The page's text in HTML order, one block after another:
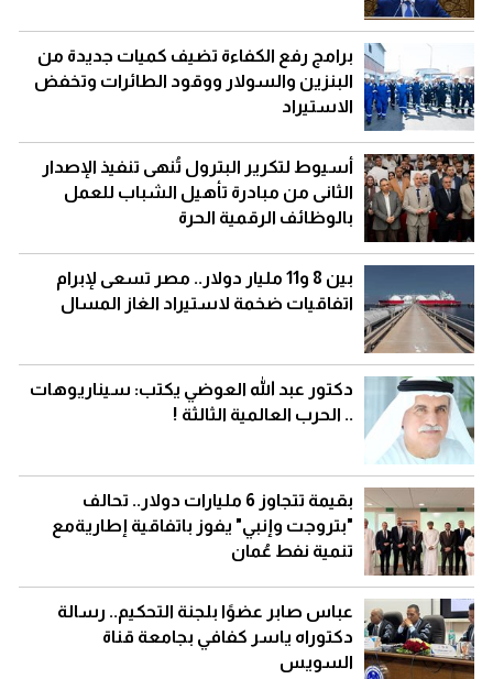
برامج رفع الكفاءة تضيف كميات جديدة من
البنزين والسولار ووقود الطائرات وتخفض
الاستيراد
أسيوط لتكرير البترول تُنهى تنفيذ الإصدار
الثانى من مبادرة تأهيل الشباب للعمل
بالوظائف الرقمية الحرة
بين 8 و11 مليار دولار.. مصر تسعى لإبرام
اتفاقيات ضخمة لاستيراد الغاز المسال
دكتور عبد الله العوضي يكتب: سيناريوهات
.. الحرب العالمية الثالثة !
بقيمة تتجاوز 6 مليارات دولار.. تحالف
"بتروجت وإنبي" يفوز باتفاقية إطاريةمع
تنمية نفط عُمان
عباس صابر عضوًا بلجنة التحكيم.. رسالة
دكتوراه ياسر كفافي بجامعة قناة
السويس